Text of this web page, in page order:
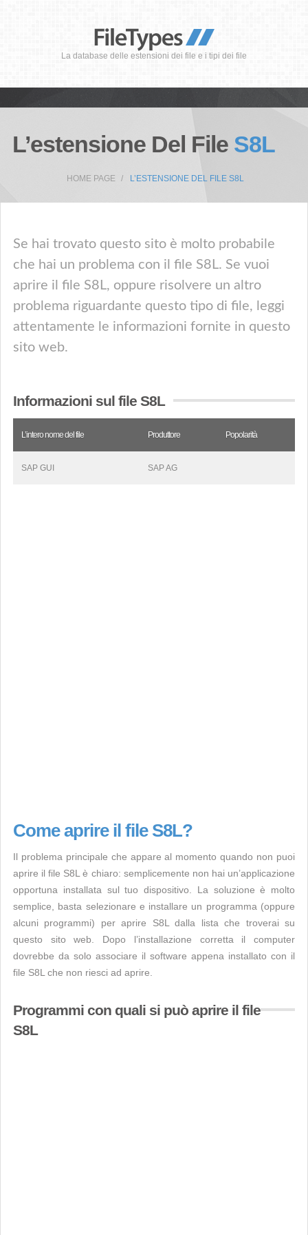
La database delle estensioni dei file e i tipi dei file
L’estensione Del File S8L
HOME PAGE L’ESTENSIONE DEL FILE S8L
Se hai trovato questo sito è molto probabile
che hai un problema con il file S8L. Se vuoi
aprire il file S8L, oppure risolvere un altro
problema riguardante questo tipo di file, leggi
attentamente le informazioni fornite in questo
sito web.
Informazioni sul file S8L
L’intero nome del file Produttore Popolarità
SAP GUI SAP AG
Come aprire il file S8L?
Il problema principale che appare al momento quando non puoi
aprire il file S8L è chiaro: semplicemente non hai un’applicazione
opportuna installata sul tuo dispositivo. La soluzione è molto
semplice, basta selezionare e installare un programma (oppure
alcuni programmi) per aprire S8L dalla lista che troverai su
questo sito web. Dopo l’installazione corretta il computer
dovrebbe da solo associare il software appena installato con il
file S8L che non riesci ad aprire.
Programmi con quali si può aprire il file
S8L